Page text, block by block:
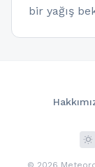
bir yağış
wb_sunny
© 2026